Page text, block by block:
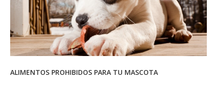
ALIMENTOS PROHIBIDOS PARA TU MASCOTA